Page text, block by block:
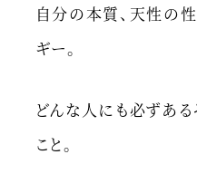
自分の本質、天性の
ギー。
どんな人にも必ずあ
こと。